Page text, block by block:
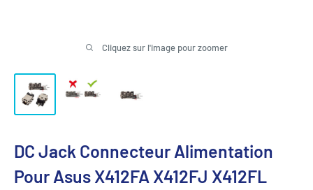
Cliquez sur l'image pour zoomer
DC Jack Connecteur Alimentation
Pour Asus X412FA X412FJ X412FL